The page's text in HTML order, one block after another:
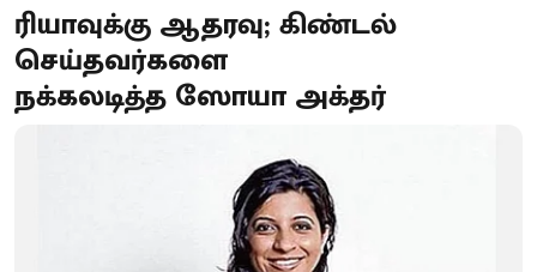
ரியாவுக்கு ஆதரவு; கிண்டல்
செய்தவர்களை
நக்கலடித்த ஸோயா அக்தர்